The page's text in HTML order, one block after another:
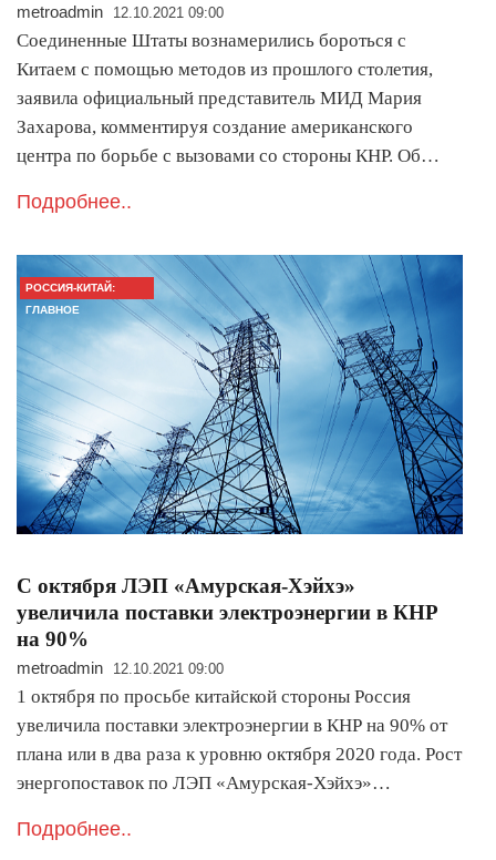
metroadmin 12.10.2021 09:00
Соединенные Штаты вознамерились бороться с
Китаем с помощью методов из прошлого столетия,
заявила официальный представитель МИД Мария
Захарова, комментируя создание американского
центра по борьбе с вызовами со стороны КНР. Об…
Подробнее..
РОССИЯ-КИТАЙ:
ГЛАВНОЕ
С октября ЛЭП «Амурская-Хэйхэ»
увеличила поставки электроэнергии в КНР
на 90%
metroadmin 12.10.2021 09:00
1 октября по просьбе китайской стороны Россия
увеличила поставки электроэнергии в КНР на 90% от
плана или в два раза к уровню октября 2020 года. Рост
энергопоставок по ЛЭП «Амурская-Хэйхэ»…
Подробнее..